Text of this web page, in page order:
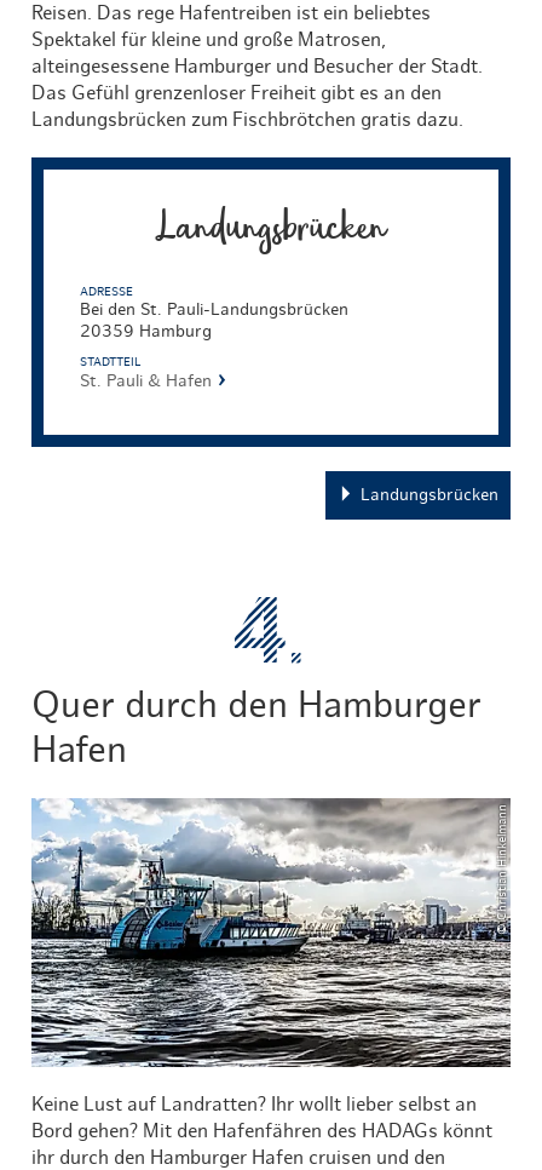
Reisen. Das rege Hafentreiben ist ein beliebtes
Spektakel für kleine und große Matrosen,
alteingesessene Hamburger und Besucher der Stadt.
Das Gefühl grenzenloser Freiheit gibt es an den
Landungsbrücken zum Fischbrötchen gratis dazu.
Landungsbrücken
ADRESSE
Bei den St. Pauli-Landungsbrücken
20359 Hamburg
STADTTEIL
St. Pauli & Hafen
Landungsbrücken
Quer durch den Hamburger
Hafen
© Christian Hinkelmann
Keine Lust auf Landratten? Ihr wollt lieber selbst an
Bord gehen? Mit den Hafenfähren des HADAGs könnt
ihr durch den Hamburger Hafen cruisen und den